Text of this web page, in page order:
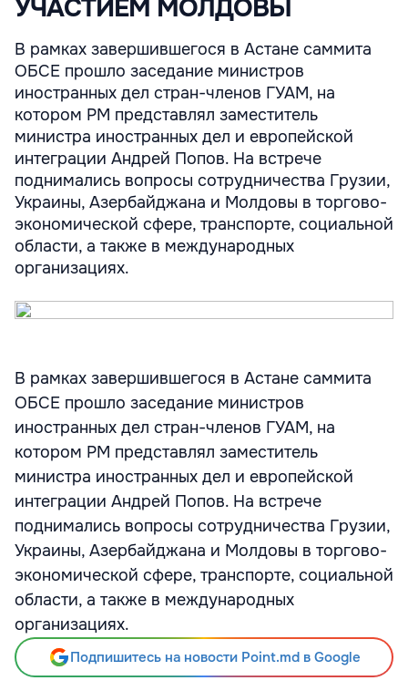
УЧАСТИЕМ МОЛДОВЫ
В рамках завершившегося в Астане саммита
ОБСЕ прошло заседание министров
иностранных дел стран-членов ГУАМ, на
котором РМ представлял заместитель
министра иностранных дел и европейской
интеграции Андрей Попов. На встрече
поднимались вопросы сотрудничества Грузии,
Украины, Азербайджана и Молдовы в торгово-
экономической сфере, транспорте, социальной
области, а также в международных
организациях.
В рамках завершившегося в Астане саммита
ОБСЕ прошло заседание министров
иностранных дел стран-членов ГУАМ, на
котором РМ представлял заместитель
министра иностранных дел и европейской
интеграции Андрей Попов. На встрече
поднимались вопросы сотрудничества Грузии,
Украины, Азербайджана и Молдовы в торгово-
экономической сфере, транспорте, социальной
области, а также в международных
организациях.
Подпишитесь на новости Point.md в Google